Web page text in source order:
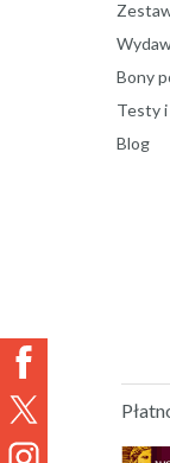
Bony
Testy
Blog